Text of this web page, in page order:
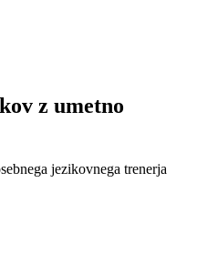
z umetno
jezikovnega trenerja